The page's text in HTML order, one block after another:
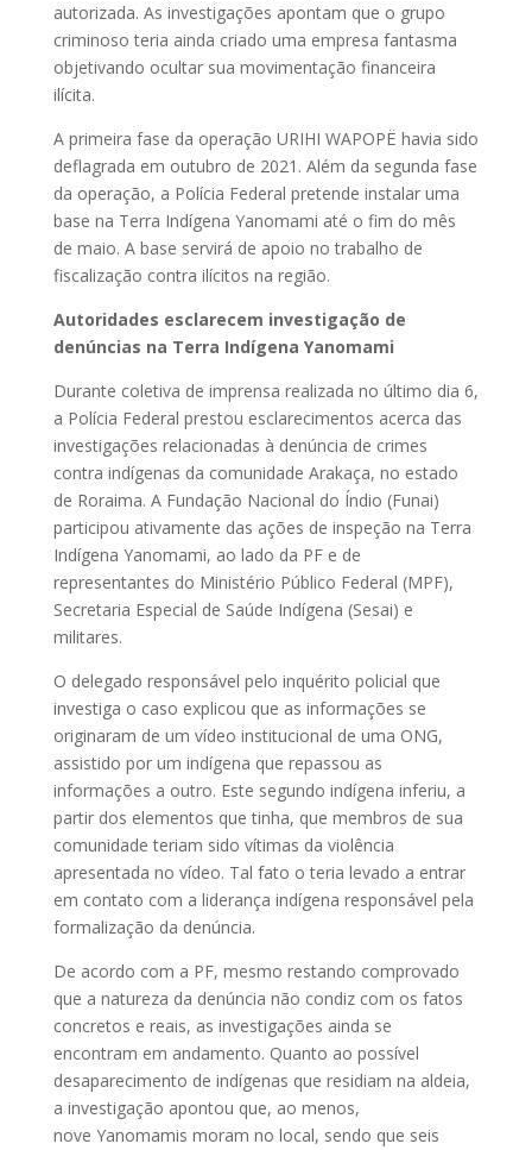
autorizada. As investigações apontam que o grupo
criminoso teria ainda criado uma empresa fantasma
objetivando ocultar sua movimentação financeira
ilícita.
A primeira fase da operação URIHI WAPOPË havia sido
deflagrada em outubro de 2021. Além da segunda fase
da operação, a Polícia Federal pretende instalar uma
base na Terra Indígena Yanomami até o fim do mês
de maio. A base servirá de apoio no trabalho de
fiscalização contra ilícitos na região.
Autoridades esclarecem investigação de
denúncias na Terra Indígena Yanomami
Durante coletiva de imprensa realizada no último dia 6,
a Polícia Federal prestou esclarecimentos acerca das
investigações relacionadas à denúncia de crimes
contra indígenas da comunidade Arakaça, no estado
de Roraima. A Fundação Nacional do Índio (Funai)
participou ativamente das ações de inspeção na Terra
Indígena Yanomami, ao lado da PF e de
representantes do Ministério Público Federal (MPF),
Secretaria Especial de Saúde Indígena (Sesai) e
militares.
O delegado responsável pelo inquérito policial que
investiga o caso explicou que as informações se
originaram de um vídeo institucional de uma ONG,
assistido por um indígena que repassou as
informações a outro. Este segundo indígena inferiu, a
partir dos elementos que tinha, que membros de sua
comunidade teriam sido vítimas da violência
apresentada no vídeo. Tal fato o teria levado a entrar
em contato com a liderança indígena responsável pela
formalização da denúncia.
De acordo com a PF, mesmo restando comprovado
que a natureza da denúncia não condiz com os fatos
concretos e reais, as investigações ainda se
encontram em andamento. Quanto ao possível
desaparecimento de indígenas que residiam na aldeia,
a investigação apontou que, ao menos,
nove Yanomamis moram no local, sendo que seis